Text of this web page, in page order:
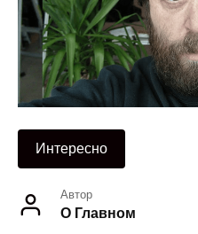
Интересно
Автор
О Главном